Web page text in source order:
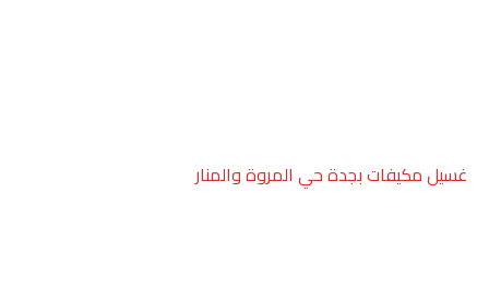
غسيل مكيفات بجدة حي المروة والمنار